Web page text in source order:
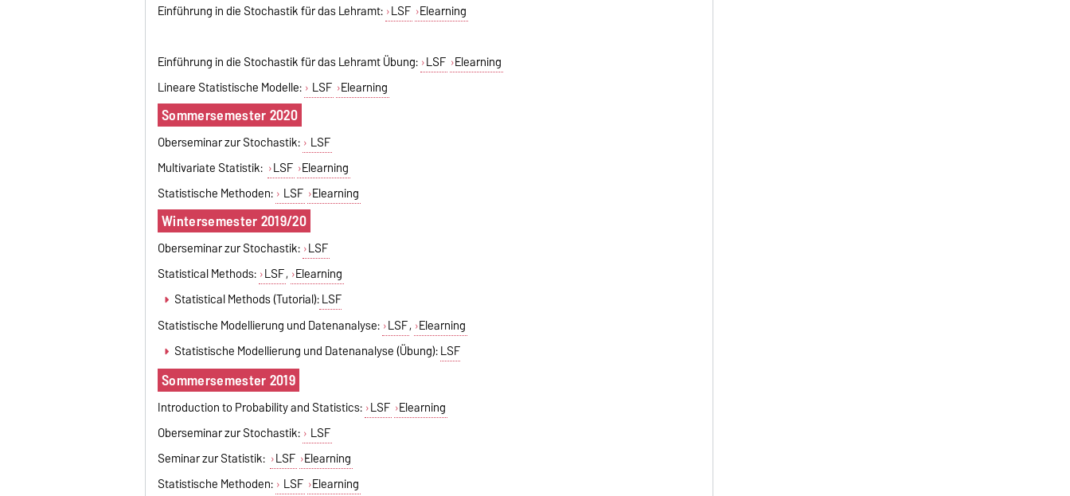
Einführung in die Stochastik für das Lehramt: LSF Elearning
Einführung in die Stochastik für das Lehramt Übung: LSF Elearning
Lineare Statistische Modelle: LSF Elearning
Sommersemester 2020
Oberseminar zur Stochastik: LSF
Multivariate Statistik: LSF Elearning
Statistische Methoden: LSF Elearning
Wintersemester 2019/20
Oberseminar zur Stochastik: LSF
Statistical Methods: LSF, Elearning
Statistical Methods (Tutorial):LSF
Statistische Modellierung und Datenanalyse: LSF, Elearning
Statistische Modellierung und Datenanalyse (Übung):LSF
Sommersemester 2019
Introduction to Probability and Statistics: LSF Elearning
Oberseminar zur Stochastik: LSF
Seminar zur Statistik: LSF Elearning
Statistische Methoden: LSF Elearning